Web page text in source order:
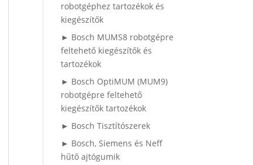
robotgéphez tartozékok és
kiegészítők
► Bosch MUMS8 robotgépre
feltehető kiegészítők és
tartozékok
► Bosch OptiMUM (MUM9)
robotgépre feltehető
kiegészítők tartozékok
► Bosch Tisztítószerek
► Bosch, Siemens és Neff
hűtő ajtógumik